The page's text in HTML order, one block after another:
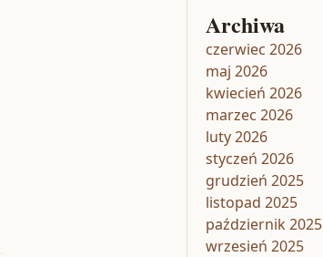
Archiwa
czerwiec 2026
maj 2026
kwiecień 2026
marzec 2026
luty 2026
styczeń 2026
grudzień 2025
listopad 2025
październik 2025
wrzesień 2025